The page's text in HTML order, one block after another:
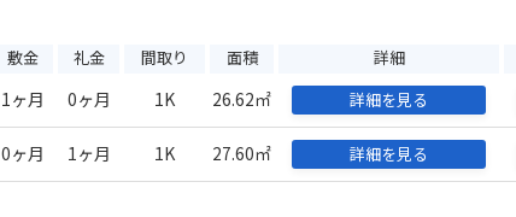
敷金 礼金 間取り 面積 詳細
1ヶ月 0ヶ月 1K 26.62㎡ 詳細を見る
0ヶ月 1ヶ月 1K 27.60㎡ 詳細を見る